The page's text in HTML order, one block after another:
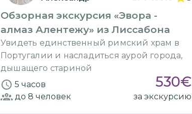
Обзорная экскурсия «Эвора -
алмаз Алентежу» из Лиссабона
Увидеть единственный римский храм в
Португалии и насладиться аурой города,
дышащего стариной
5 часов
530€
до 8 человек за экскурсию